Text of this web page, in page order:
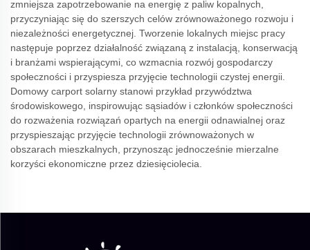
zmniejsza zapotrzebowanie na energię z paliw kopalnych,
przyczyniając się do szerszych celów zrównoważonego rozwoju i
niezależności energetycznej. Tworzenie lokalnych miejsc pracy
następuje poprzez działalność związaną z instalacją, konserwacją
i branżami wspierającymi, co wzmacnia rozwój gospodarczy
społeczności i przyspiesza przyjęcie technologii czystej energii.
Domowy carport solarny stanowi przykład przywództwa
środowiskowego, inspirowując sąsiadów i członków społeczności
do rozważenia rozwiązań opartych na energii odnawialnej oraz
przyspieszając przyjęcie technologii zrównoważonych w
obszarach mieszkalnych, przynosząc jednocześnie mierzalne
korzyści ekonomiczne przez dziesięciolecia.